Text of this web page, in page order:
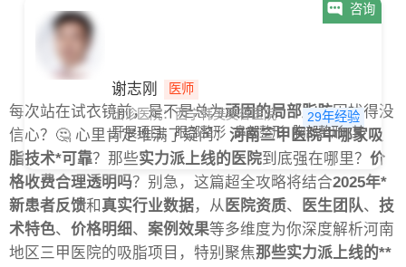
谢志刚
医师
29年经验
出诊医院：西宁韩美美容医院
开展项目：眼部整形 鼻部整形 胸部整形 其他
咨询
每次站在试衣镜前，是不是总为顽固的局部脂肪困扰得没
信心？🤔 心里肯定堆满了疑问： 河南三甲医院中哪家吸
脂技术*可靠？那些实力派上线的医院到底强在哪里？ 价
格收费合理透明吗？别急，这篇超全攻略将结合2025年*
新患者反馈和 真实行业数据，从 医院资质、 医生团队、 技
术特色、 价格明细、 案例效果等多维度为你深度解析河南
地区三甲医院的吸脂项目，特别聚焦那些实力派上线的**